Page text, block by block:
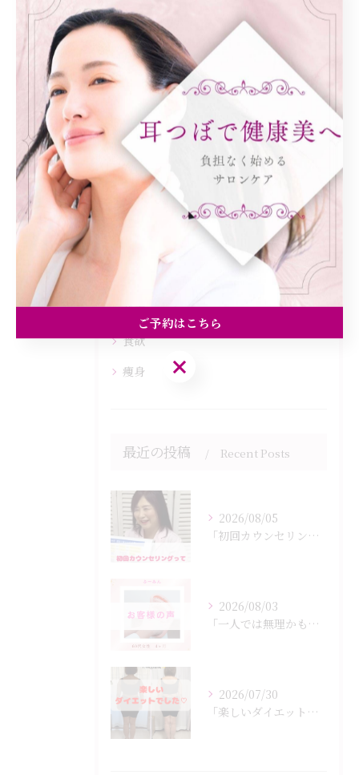
< 前のページ 一覧に戻る 次のページ >
カテゴリー Categories
全てのカテゴリー
美容エステ
食欲
痩身
最近の投稿 Recent Posts
2026/08/05
「初回カウンセリングでは何をするの？」
2026/08/03
「一人では無理かも…」
2026/07/30
「楽しいダイエットでした♡」
ご予約はこちら
ご予約はこちら